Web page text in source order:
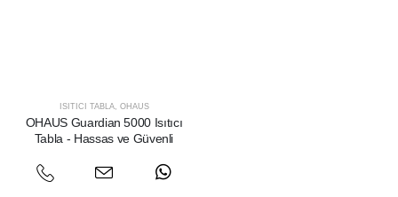
ISITICI TABLA, OHAUS
OHAUS Guardian 5000 Isıtıcı
Tabla - Hassas ve Güvenli